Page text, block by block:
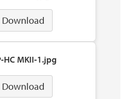
Download
HC MKII-1.jpg
Download